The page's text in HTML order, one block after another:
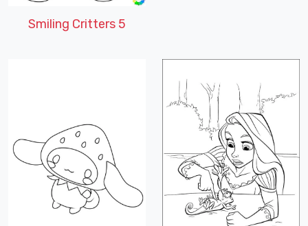
Smiling Critters 5